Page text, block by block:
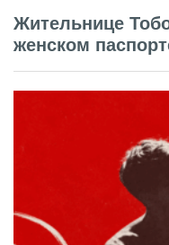
Жительнице
женском